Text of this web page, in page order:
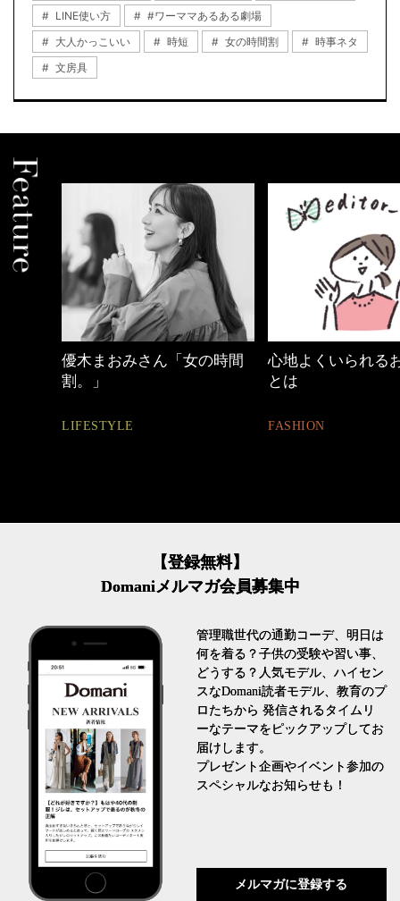
LINE使い方
#ワーママあるある劇場
大人かっこいい
時短 女の時間割
時事ネタ
文房具
心地よくいられるおしゃれ
とは
FASHION
40代の小顔メイク
【登録無料】
Domaniメルマガ会員募集中
管理職世代の通勤コーデ、明日は
何を着る？子供の受験や習い事、
どうする？人気モデル、ハイセン
スなDomani読者モデル、教育のプ
ロたちから 発信されるタイムリ
ーなテーマをピックアップしてお
届けします。
プレゼント企画やイベント参加の
スペシャルなお知らせも！
メルマガに登録する